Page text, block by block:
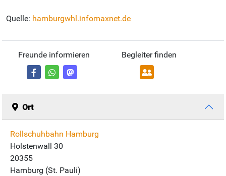
Quelle: hamburgwhl.infomaxnet.de
Freunde informieren Begleiter finden
Ort
Rollschuhbahn Hamburg
Holstenwall 30
20355
Hamburg (St. Pauli)